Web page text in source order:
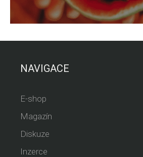
NAVIGACE
E-shop
Magazín
Diskuze
Inzerce